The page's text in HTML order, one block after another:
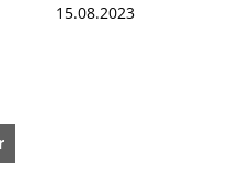
15.08.2023